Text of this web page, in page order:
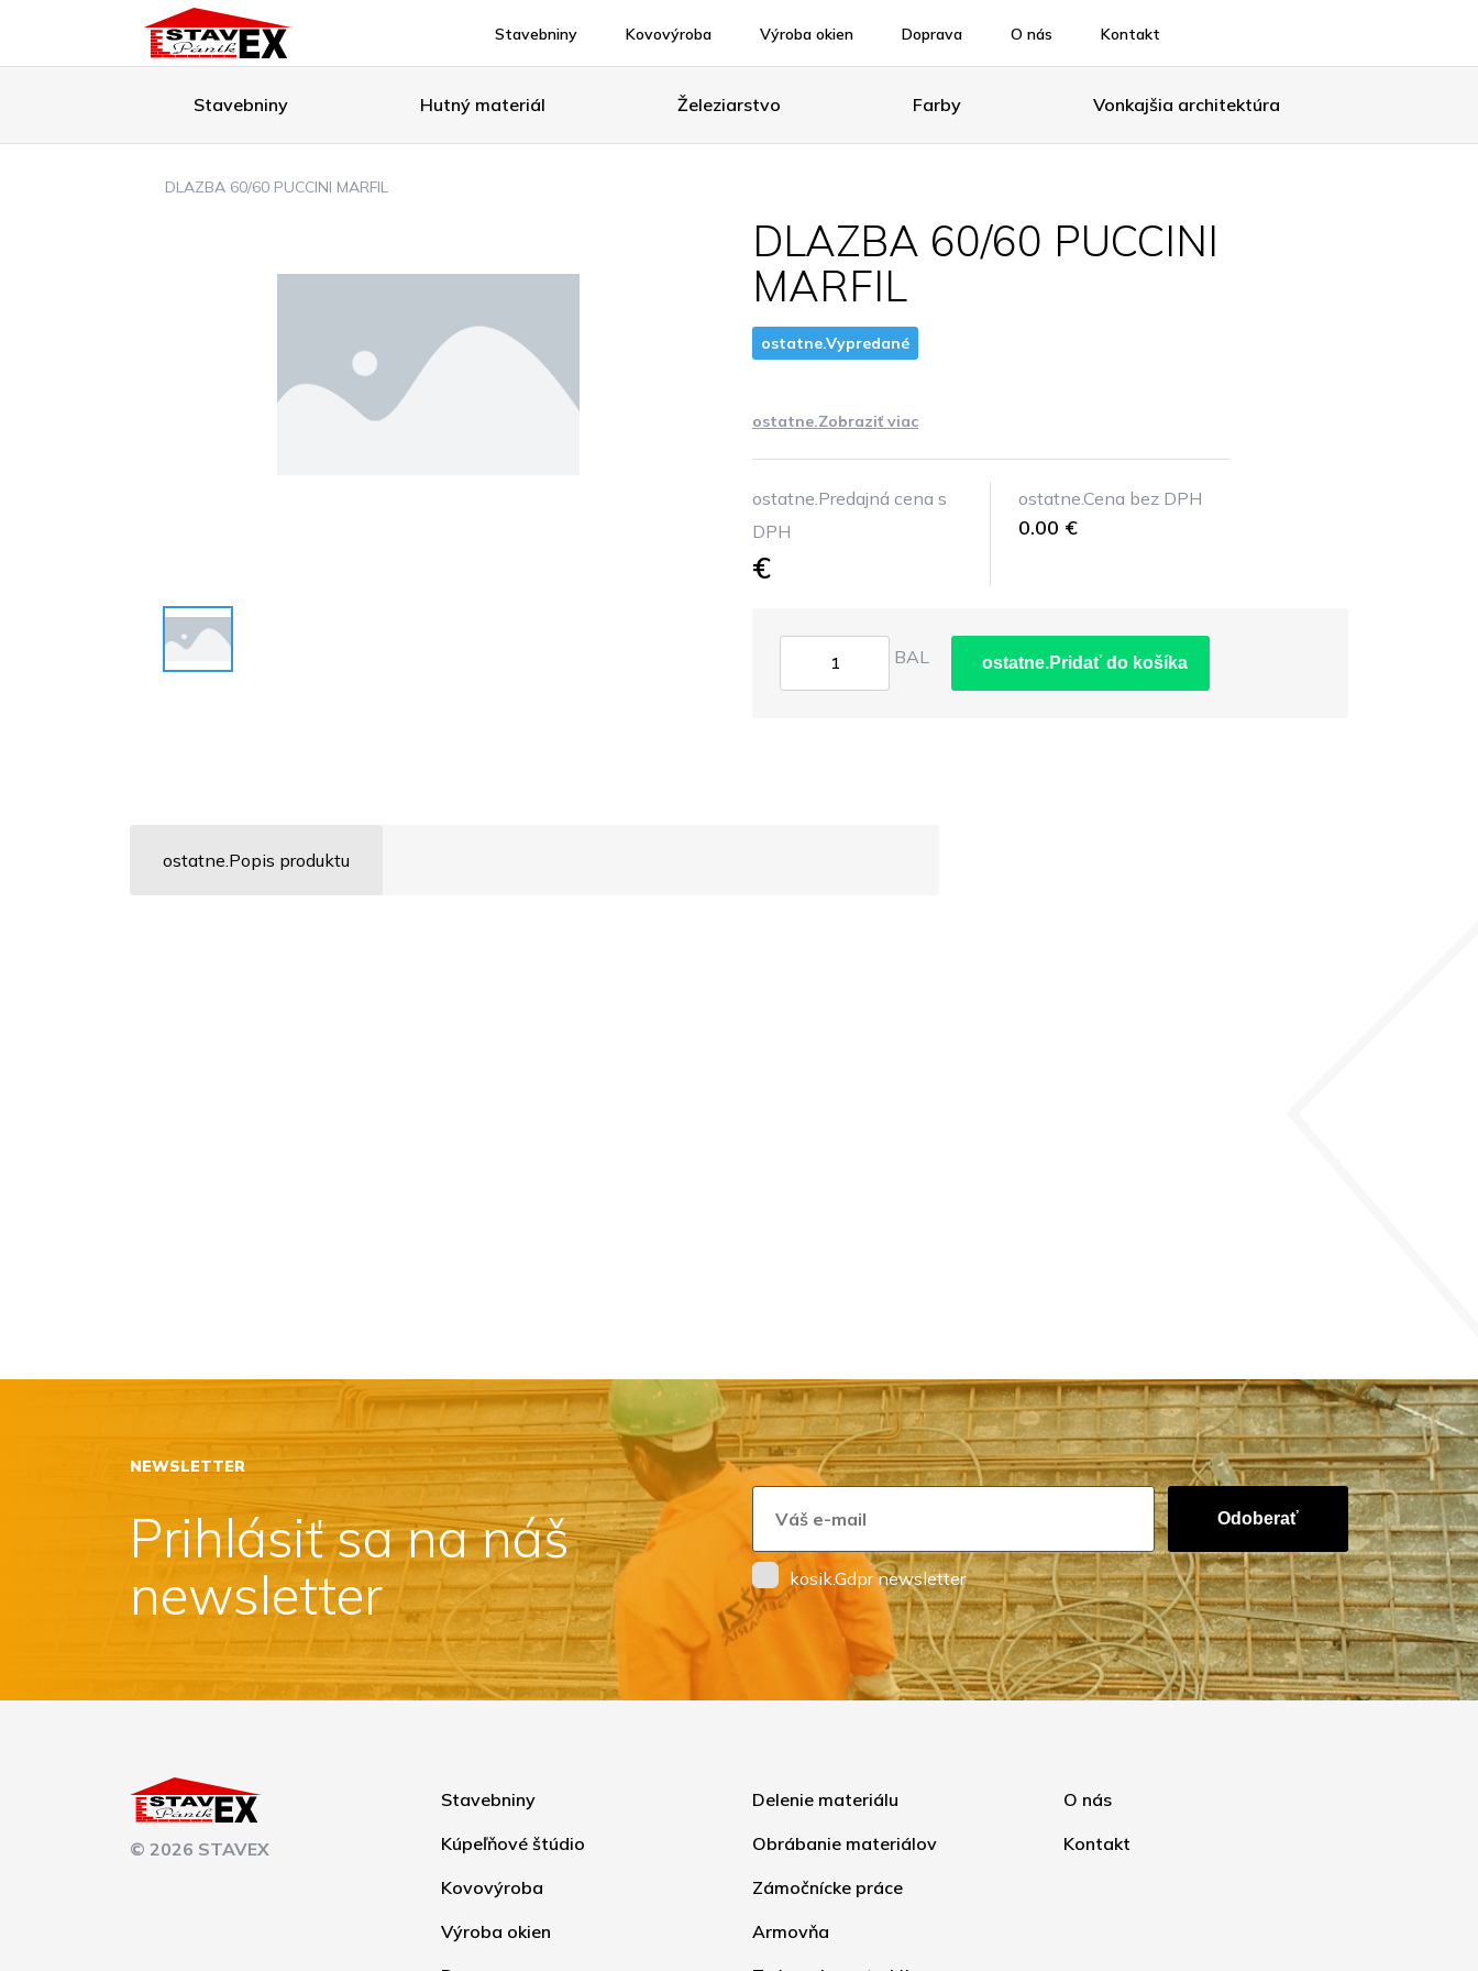
Stavebniny Kovovýroba Výroba okien Doprava O nás Kontakt
Stavebniny Hutný materiál Železiarstvo Farby Vonkajšia architektúra
DLAZBA 60/60 PUCCINI MARFIL
DLAZBA 60/60 PUCCINI
MARFIL
ostatne.Vypredané
ostatne.Zobraziť viac
ostatne.Predajná cena s
DPH
€
ostatne.Cena bez DPH
0.00 €
BAL ostatne.Pridať do košíka
ostatne.Popis produktu
NEWSLETTER
Prihlásiť sa na náš
newsletter
Odoberať
kosik.Gdpr newsletter
© 2026 STAVEX
Stavebniny
Kúpeľňové štúdio
Kovovýroba
Výroba okien
Delenie materiálu
Obrábanie materiálov
Zámočnícke práce
Armovňa
O nás
Kontakt